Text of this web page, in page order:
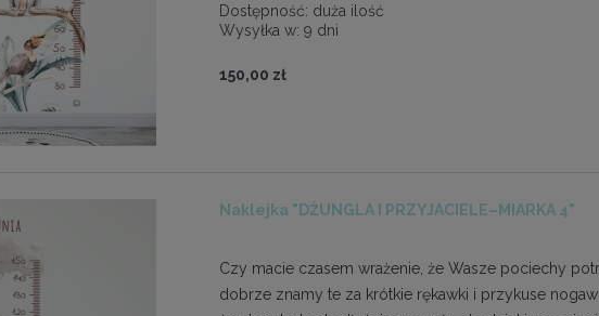
Dostępność: duża ilość
Wysyłka w: 9 dni
150,00 zł
Naklejka "DŻUNGLA I PRZYJACIELE–MIARKA 4"
Czy macie czasem wrażenie, że Wasze pociechy
dobrze znamy te za krótkie rękawki i przykuse